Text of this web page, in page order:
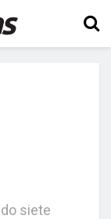
siete